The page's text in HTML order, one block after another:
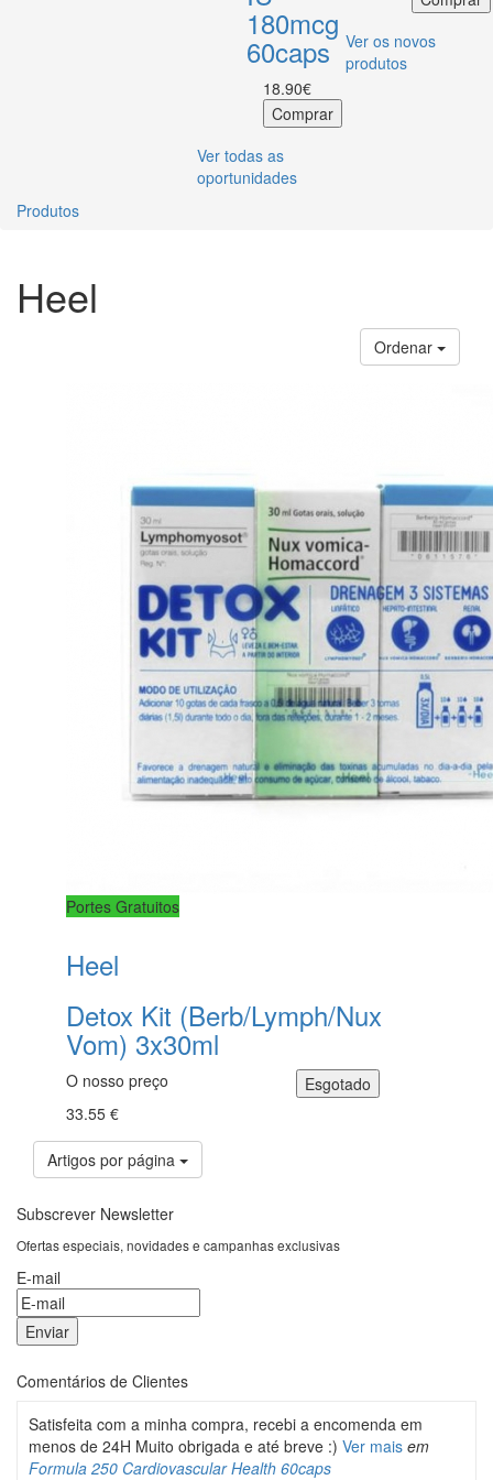
180mcg
60caps
18.90€
Ver todas as
oportunidades
Ver os novos
produtos
Produtos
Heel
Ordenar
Portes Gratuitos
Heel
Detox Kit (Berb/Lymph/Nux
Vom) 3x30ml
O nosso preço
33.55 €
Artigos por página
Subscrever Newsletter
Ofertas especiais, novidades e campanhas exclusivas
E-mail
Comentários de Clientes
Satisfeita com a minha compra, recebi a encomenda em
menos de 24H Muito obrigada e até breve :) Ver mais em
Formula 250 Cardiovascular Health 60caps